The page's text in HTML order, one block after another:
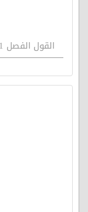
القول الفصل 541 - الإنسية العرشية